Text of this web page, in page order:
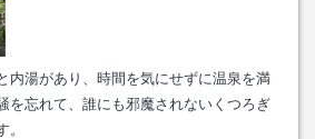
内湯があり、時間を気にせずに温泉を満
を忘れて、誰にも邪魔されないくつろぎ